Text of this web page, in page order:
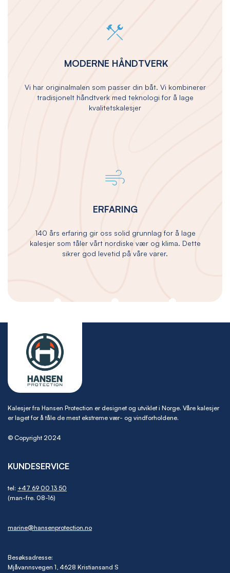
MODERNE HÅNDTVERK
Vi har originalmalen som passer din båt. Vi kombinerer
tradisjonelt håndtverk med teknologi for å lage
kvalitetskalesjer
ERFARING
140 års erfaring gir oss solid grunnlag for å lage
kalesjer som tåler vårt nordiske vær og klima. Dette
sikrer god levetid på våre varer.
Kalesjer fra Hansen Protection er designet og utviklet i Norge. Våre kalesjer
er laget for å tåle de mest ekstreme vær- og vindforholdene.
© Copyright 2024
KUNDESERVICE
tel: +47 69 00 13 50
(man-fre. 08-16)
marine@hansenprotection.no
Besøksadresse:
Mjåvannsvegen 1, 4628 Kristiansand S